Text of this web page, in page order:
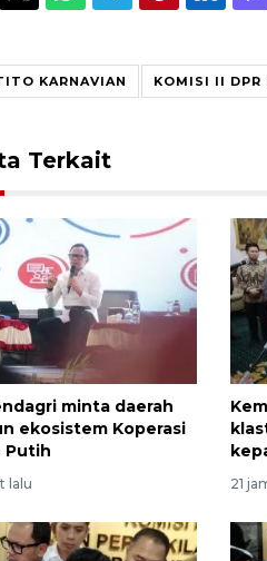
KARNAVIAN KOMISI II DPR
Terkait
minta daerah
ekosistem Koperasi
Putih
lalu 21